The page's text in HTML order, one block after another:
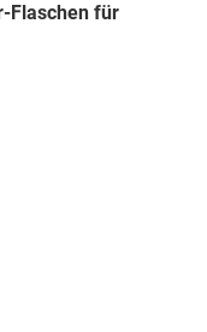
Flaschen für